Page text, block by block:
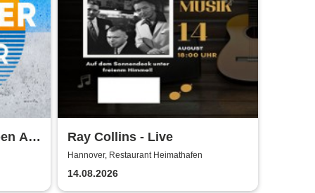
Air
Ray Collins - Live
Hannover, Restaurant Heimathafen
14.08.2026